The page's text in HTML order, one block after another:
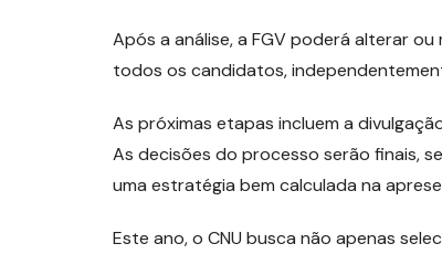
Após a análise, a FGV poderá alterar
todos os candidatos,
As próximas etapas incluem a
As decisões do processo serão finais,
uma estratégia bem calculada na
Este ano, o CNU busca não apenas